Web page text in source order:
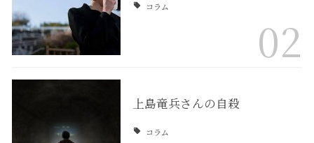
コラム
02
上島竜兵さんの自殺
コラム